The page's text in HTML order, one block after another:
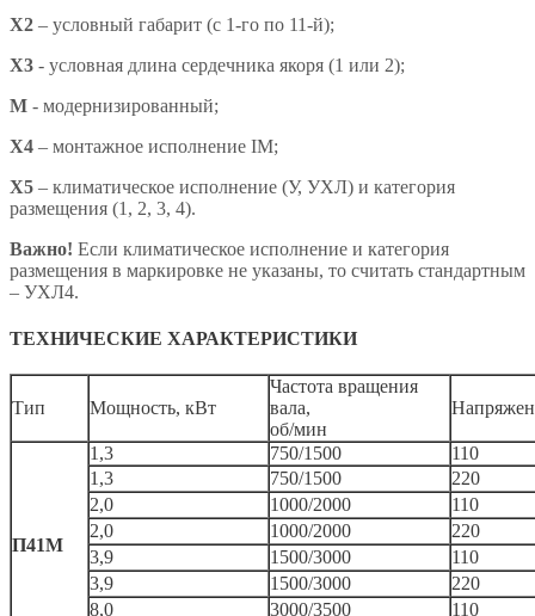
X2 – условный габарит (с 1-го по 11-й);
X3 - условная длина сердечника якоря (1 или 2);
М - модернизированный;
Х4 – монтажное исполнение IM;
X5 – климатическое исполнение (У, УХЛ) и категория
размещения (1, 2, 3, 4).
Важно! Если климатическое исполнение и категория
размещения в маркировке не указаны, то считать стандартным
– УХЛ4.
ТЕХНИЧЕСКИЕ ХАРАКТЕРИСТИКИ
Тип Мощность, кВт
Частота вращения
вала,
об/мин
П41М
1,3 750/1500
110
1,3
750/1500
220
2,0
1000/2000
110
2,0
1000/2000
220
3,9
1500/3000
110
3,9
1500/3000
220
8,0
3000/3500 110